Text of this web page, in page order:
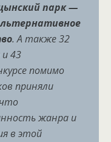
парк —
. А также 32
43
помимо
приняли
жанра и
в этой